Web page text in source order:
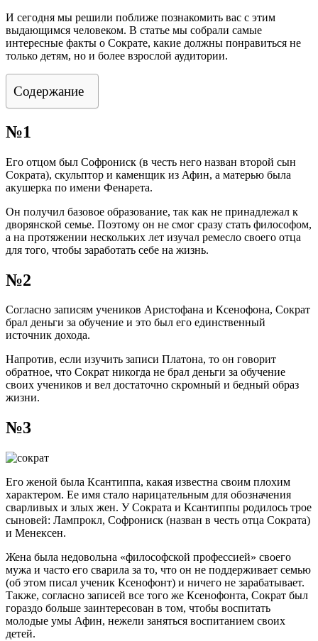
И сегодня мы решили поближе познакомить вас с этим
выдающимся человеком. В статье мы собрали самые
интересные факты о Сократе, какие должны понравиться не
только детям, но и более взрослой аудитории.
Содержание
№1
Его отцом был Софрониск (в честь него назван второй сын
Сократа), скульптор и каменщик из Афин, а матерью была
акушерка по имени Фенарета.
Он получил базовое образование, так как не принадлежал к
дворянской семье. Поэтому он не смог сразу стать философом,
а на протяжении нескольких лет изучал ремесло своего отца
для того, чтобы заработать себе на жизнь.
№2
Согласно записям учеников Аристофана и Ксенофона, Сократ
брал деньги за обучение и это был его единственный
источник дохода.
Напротив, если изучить записи Платона, то он говорит
обратное, что Сократ никогда не брал деньги за обучение
своих учеников и вел достаточно скромный и бедный образ
жизни.
№3
Его женой была Ксантиппа, какая известна своим плохим
характером. Ее имя стало нарицательным для обозначения
сварливых и злых жен. У Сократа и Ксантиппы родилось трое
сыновей: Лампрокл, Софрониск (назван в честь отца Сократа)
и Менексен.
Жена была недовольна «философской профессией» своего
мужа и часто его сварила за то, что он не поддерживает семью
(об этом писал ученик Ксенофонт) и ничего не зарабатывает.
Также, согласно записей все того же Ксенофонта, Сократ был
гораздо больше заинтересован в том, чтобы воспитать
молодые умы Афин, нежели заняться воспитанием своих
детей.